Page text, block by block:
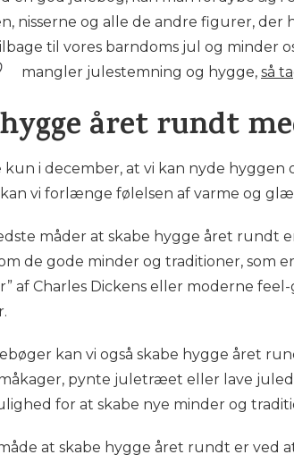
nisserne og alle de andre figurer,
til vores barndoms jul og minder
mangler julestemning og hygge, så
året rundt
kun i december, at vi kan nyde
vi forlænge følelsen af varme og
måder at skabe hygge året rundt
de gode minder og traditioner,
af Charles Dickens eller moderne
kan vi også skabe hygge året
pynte juletræet eller lave
for at skabe nye minder og
at skabe hygge året rundt er ved